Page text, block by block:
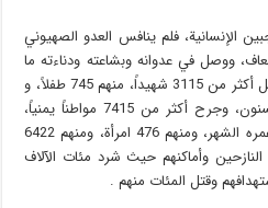
الإنسانية، فلم ينافس العدو الصهيوني
ووصل في عدوانه وبشاعته ودناءته ما
لم يتوصل إليه العدو الصهيوني، فقتل أكثر من 3115 شهيداً، منهم 745 طفلاً، و
565 امرأة، و 1805 رجلاً أغلبهم مسنون، وجرح أكثر من 7415 مواطناً يمنياً،
منهم 514 طفلاً بعضهم لم يتجاوز عمره الشهر، ومنهم 476 امرأة، ومنهم 6422
وأماكنهم حيث شرد مئات الآلاف
وقتل المئات منهم .